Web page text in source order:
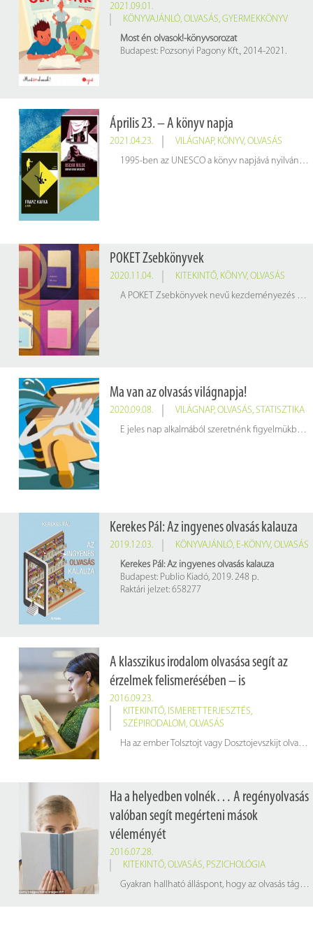
2021.09.01.
KÖNYVAJÁNLÓ, OLVASÁS, GYERMEKKÖNYV
Most én olvasok!-könyvsorozat
Budapest: Pozsonyi Pagony Kft., 2014-2021.
Április 23. – A könyv napja
2021.04.23. VILÁGNAP, KÖNYV, OLVASÁS
1995-ben az UNESCO a könyv napjává nyilvánította április 23-át. Ez a nap egyben a szerzői jogok napja is. A nap célja, hogy felfedezzük az olvasás szépségét.
POKET Zsebkönyvek
2020.11.04. KITEKINTŐ, KÖNYV, OLVASÁS
A POKET Zsebkönyvek nevű kezdeményezés már a második születésnapját ünnepelte tavasszal, a költészet napján. A Sztalker Csoport célja, hogy minőségi irodalomhoz gyorsan, elérhető áron hozzáférhessen bárki utcai automatákból, a fővárosban és vidéki városokban is.
Ma van az olvasás világnapja!
2020.09.08. VILÁGNAP, OLVASÁS, STATISZTIKA
E jeles nap alkalmából szeretnénk figyelmükbe ajánlani Tóth Máté (OSZK Könyvtári Intézet) 2019-es projektismertetését, amelyben a magyar lakosság olvasási és könyvtárhasználati szokásait mutatja be.
Kerekes Pál: Az ingyenes olvasás kalauza
2019.12.03. KÖNYVAJÁNLÓ, E-KÖNYV, OLVASÁS
Kerekes Pál: Az ingyenes olvasás kalauza
Budapest: Publio Kiadó, 2019. 248 p.
Raktári jelzet: 658277
A klasszikus irodalom olvasása segít az
érzelmek felismerésében – is
2016.09.23.
KITEKINTŐ, ISMERETTERJESZTÉS,
SZÉPIRODALOM, OLVASÁS
Ha az ember Tolsztojt vagy Dosztojevszkijt olvas a strandon vagy a metrón, nem csak intelligensnek tűnhet, de megértőbbé is válhat.
Ha a helyedben volnék… A regényolvasás
valóban segít megérteni mások
véleményét
2016.07.28.
KITEKINTŐ, OLVASÁS, PSZICHOLÓGIA
Gyakran hallható álláspont, hogy az olvasás tágítja az emberek látókörét. Kutatók most bebizonyították, hogy a regényolvasás valóban segít megértenünk mások álláspontját.